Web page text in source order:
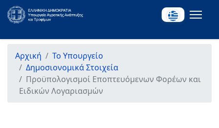
Αρχική
Το Υπουργείο
Δημοσιονομικά Στοιχεία
Προϋπολογισμοί Εποπτευόμενων Φορέων και
Ειδικών Λογαριασμών